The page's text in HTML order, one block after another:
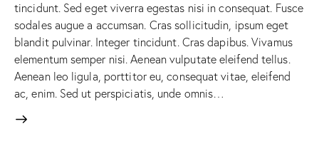
tincidunt. Sed eget viverra egestas nisi in consequat. Fusce
sodales augue a accumsan. Cras sollicitudin, ipsum eget
blandit pulvinar. Integer tincidunt. Cras dapibus. Vivamus
elementum semper nisi. Aenean vulputate eleifend tellus.
Aenean leo ligula, porttitor eu, consequat vitae, eleifend
ac, enim. Sed ut perspiciatis, unde omnis…